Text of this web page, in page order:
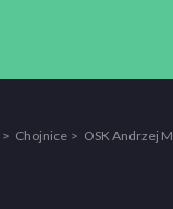
Chojnice OSK Andrzej